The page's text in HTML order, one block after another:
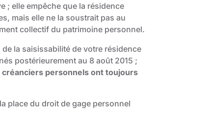
; elle empêche que la résidence
mais elle ne la soustrait pas au
collectif du patrimoine personnel.
la saisissabilité de votre résidence
postérieurement au 8 août 2015 ;
personnels ont toujours
place du droit de gage personnel